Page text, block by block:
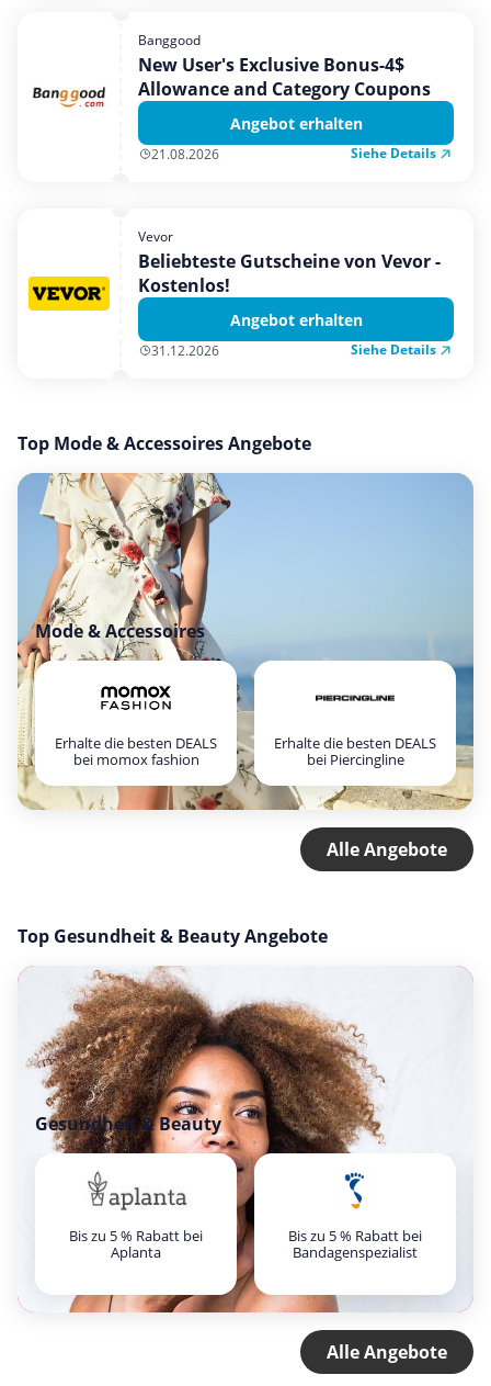
Banggood
New User's Exclusive Bonus-4$
Allowance and Category Coupons
Angebot erhalten
21.08.2026 Siehe Details
Vevor
Beliebteste Gutscheine von Vevor -
Kostenlos!
Angebot erhalten
31.12.2026 Siehe Details
Top Mode & Accessoires Angebote
Mode & Accessoires
Erhalte die besten DEALS
bei momox fashion
Erhalte die besten DEALS
bei Piercingline
Alle Angebote
Top Gesundheit & Beauty Angebote
Gesundheit & Beauty
Bis zu 5 % Rabatt bei
Aplanta
Bis zu 5 % Rabatt bei
Bandagenspezialist
Alle Angebote